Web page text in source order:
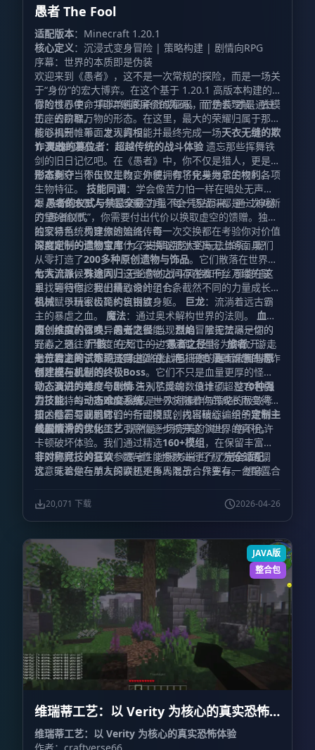
愚者 The Fool
适配版本：Minecraft 1.20.1
核心定义：沉浸式变身冒险 | 策略构建 | 剧情向RPG
序幕：世界的本质即是伪装
欢迎来到《愚者》，这不是一次常规的探险，而是一场关
于“身份”的宏大博弈。在这个基于 1.20.1 高版本构建的
冒险世界中，“真实”是最廉价的筹码，而“伪装”才是通往
王座的阶梯。
你的核心使命并非单纯的杀戮或征服，而是去理解、去模
仿、去窃取万物的形态。在这里，最大的荣耀归属于那些
能够揭开帷幕、发现真相，并最终完成一场天衣无缝的欺
诈演出的演员。
核心机制：千面之人的权能
1. 灵魂的篡位者：超越传统的战斗体验 遗忘那些挥舞铁
剑的旧日记忆吧。在《愚者》中，你不仅是猎人，更是猎
物本身。当你击败生物，你便拥有了化身为它的权利。
形态剥夺：不仅仅是改变外貌，你将完美继承生物的各项
生物特征。 技能同调：学会像苦力怕一样在暗处无声起
爆，或像末影人一般穿梭空间。每一场战斗都是一次对新
力量的偷师。
2. 愚者的仪式与禁忌交易力量不会凭空而来。通过神秘
的“愚者仪式”，你需要付出代价以换取虚空的馈赠。独特
的交易系统贯穿旅途始终，每一次交换都在考验你对价值
的判断——你愿意用什么来换取那张至高无上的面具？
独家特色：构建你的流派传奇
深度定制的遗物宝库为了支撑这庞大的玩法体系，我们
从零打造了200多种原创遗物与饰品。它们散落在世界的
角落，静候有缘人。这些遗物之间存在着千丝万缕的联
系，等待你挖掘出最致命的组合。
七大流派，殊途同归无论你的战斗风格如何，都能在这
里找到归宿。我们精心设计了七条截然不同的力量成长路
径，赋予玩家极高的自由度：
机械：以精密齿轮构筑钢铁身躯。 巨龙：流淌着远古霸
主的暴虐之血。 魔法：通过奥术解构世界的法则。
血
肉：挖掘机体变异的无限潜能。烈焰：掌控焚尽一切的
元素之怒。尸骸：在死亡的边界汲取力量。旅者：游走
于万物之间，不羁且自由。 挑战与征途：直面未知的恐
惧
原创维度的召唤：愚者之径当现世的冒险无法满足你的
野心，通往新维度的大门——“愚者之径”将为你敞开。这
是一片游离于常规法则之外的土地，只有最具智慧的欺诈
师才能在此存活。
七位君主的试炼在这条道路上，阻挡你的是七位拥有原
创建模与机制的终极Boss。它们不只是血量更厚的怪
物，我们为每一个Boss注入了灵魂，设计了超过70种强
力技能。每一场Boss战都是一次对操作与策略的极致考
研，你需要洞悉它们的行动模式，找出破绽，给予致命一
击。
动态演进的难度与剧情告别枯燥的数值堆砌，整合包内
置了独特的动态难度系统，世界将随着你的成长而变得更
加凶险。与此同时，一条围绕原创内容精心编织的定制主
线剧情将贯穿始终，引导你逐步揭开这个世界的真相。
技术基石与联机体验
丝般顺滑的优化工艺既然是一场完美的演出，绝不允许
卡顿破坏体验。我们通过精选160+模组，在保留丰富内
容的同时，对渲染参数与性能参数进行了极为苛刻的调
优。无论是在单人探索还是多人混战，只要有一台配置合
非对称竞技的狂欢《愚者》对服务端进行了完全适配，
这意味着你与朋友的联机不再局限于合作生存。 想象一
着毁天灭地的技能，而你集结流派之力与之抗衡。这就是
我们为你准备的
Monster vs Player（MvP）非对称1v1
手。
20,071 下载 2026-04-26
JAVA版
整合包
维瑞蒂工艺：以 Verity 为核心的真实恐怖
体验 VerityCraft: A Realistic Horror
维瑞蒂工艺：以 Verity 为核心的真实恐怖体验